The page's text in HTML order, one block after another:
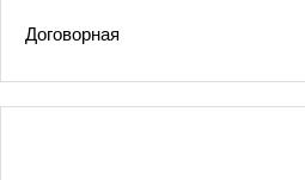
Договорная